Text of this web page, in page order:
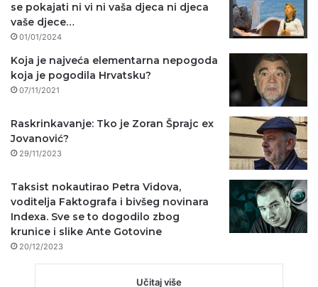
se pokajati ni vi ni vaša djeca ni djeca
vaše djece…
01/01/2024
Koja je najveća elementarna nepogoda
koja je pogodila Hrvatsku?
07/11/2021
Raskrinkavanje: Tko je Zoran Šprajc ex
Jovanović?
29/11/2023
Taksist nokautirao Petra Vidova,
voditelja Faktografa i bivšeg novinara
Indexa. Sve se to dogodilo zbog
krunice i slike Ante Gotovine
20/12/2023
Učitaj više